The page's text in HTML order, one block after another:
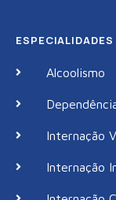
ESPECIALIDADES
Alcoolismo
Internação
Internação